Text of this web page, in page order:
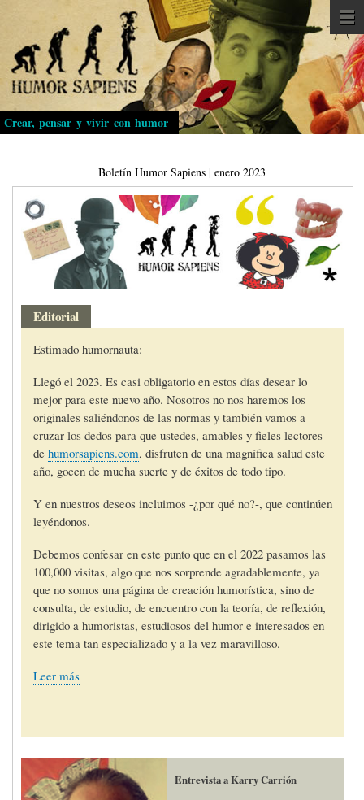
Pasar
al
contenido
principal
Crear, pensar y vivir con humor
Boletín Humor Sapiens | enero 2023
Editorial
Estimado humornauta:
Llegó el 2023. Es casi obligatorio en estos días desear lo
mejor para este nuevo año. Nosotros no nos haremos los
originales saliéndonos de las normas y también vamos a
cruzar los dedos para que ustedes, amables y fieles lectores
de humorsapiens.com, disfruten de una magnífica salud este
año, gocen de mucha suerte y de éxitos de todo tipo.
Y en nuestros deseos incluimos -¿por qué no?-, que continúen
leyéndonos.
Debemos confesar en este punto que en el 2022 pasamos las
100,000 visitas, algo que nos sorprende agradablemente, ya
que no somos una página de creación humorística, sino de
consulta, de estudio, de encuentro con la teoría, de reflexión,
dirigido a humoristas, estudiosos del humor e interesados en
este tema tan especializado y a la vez maravilloso.
Leer más
Entrevista a Karry Carrión